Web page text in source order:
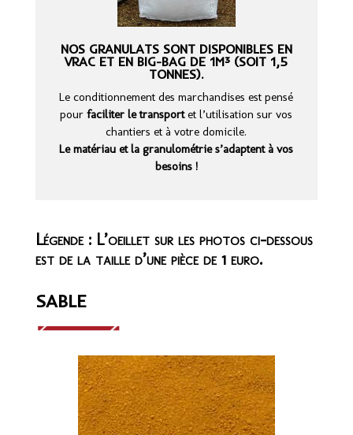
NOS GRANULATS SONT DISPONIBLES EN
VRAC ET EN BIG-BAG DE 1M³ (SOIT 1,5
TONNES).
Le conditionnement des marchandises est pensé
pourfaciliterle transportet l’utilisation sur vos
chantiers et à votre domicile.
Le matériau et la granulométrie s’adaptent à vos
besoins !
Légende : L’oeillet sur les photos ci-dessous
est de la taille d’une pièce de 1 euro.
SABLE